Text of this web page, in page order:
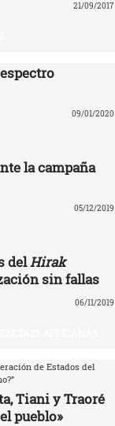
21/09/2017
09/01/2020
la campaña
05/12/2019
delHirak
sin fallas
06/11/2019
de Estados del
Tiani y Traoré
pueblo»